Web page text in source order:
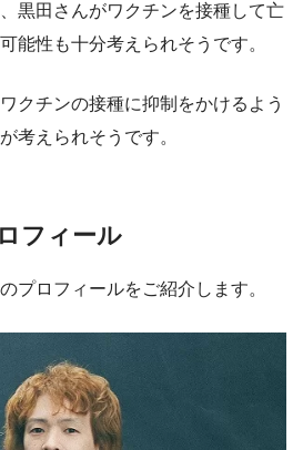
黒田さんがワクチンを接種して亡
能性も十分考えられそうです。
クチンの接種に抑制をかけるよう
考えられそうです。
フィール
プロフィールをご紹介します。